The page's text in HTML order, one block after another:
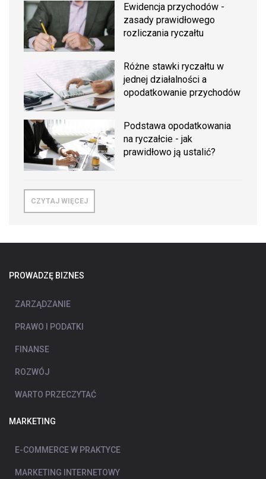
Ewidencja przychodów -
zasady prawidłowego
rozliczania ryczałtu
Różne stawki ryczałtu w
jednej działalności a
opodatkowanie przychodów
Podstawa opodatkowania
na ryczałcie - jak
prawidłowo ją ustalić?
CZYTAJ WIĘCEJ
PROWADZĘ BIZNES
ZARZĄDZANIE
PRAWO I PODATKI
FINANSE
ROZWÓJ
WARTO PRZECZYTAĆ
MARKETING
E-COMMERCE W PRAKTYCE
MARKETING INTERNETOWY